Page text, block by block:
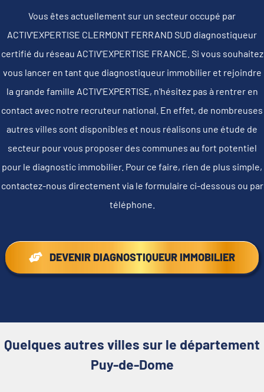
Vous êtes actuellement sur un secteur occupé par
ACTIV'EXPERTISE CLERMONT FERRAND SUD diagnostiqueur
certifié du réseau ACTIV'EXPERTISE FRANCE. Si vous souhaitez
vous lancer en tant que diagnostiqueur immobilier et rejoindre
la grande famille ACTIV'EXPERTISE, n'hésitez pas à rentrer en
contact avec notre recruteur national. En effet, de nombreuses
autres villes sont disponibles et nous réalisons une étude de
secteur pour vous proposer des communes au fort potentiel
pour le diagnostic immobilier. Pour ce faire, rien de plus simple,
contactez-nous directement via le formulaire ci-dessous ou par
téléphone.
DEVENIR DIAGNOSTIQUEUR IMMOBILIER
Quelques autres villes sur le département
Puy-de-Dome